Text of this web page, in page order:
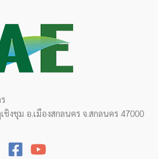
ชิงชุม อ.เมืองสกลนคร จ.สกลนคร 47000​